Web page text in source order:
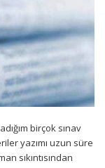
birçok sınav
yazımı uzun süre
sıkıntısından